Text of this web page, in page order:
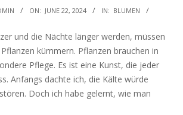
ON: JUNE 22, 2024 IN: BLUMEN
und die Nächte länger werden, müssen
kümmern. Pflanzen brauchen in
Pflege. Es ist eine Kunst, die jeder
Anfangs dachte ich, die Kälte würde
Doch ich habe gelernt, wie man